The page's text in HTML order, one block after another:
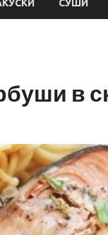
СУШИ
в